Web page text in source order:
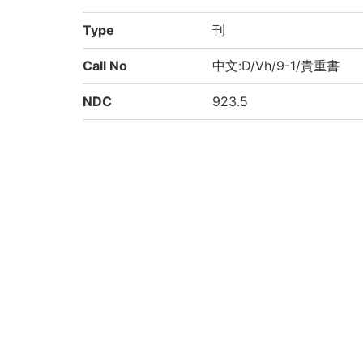
Type 刊
Call No 中文:D/Vh/9-1/貴重書
NDC 923.5